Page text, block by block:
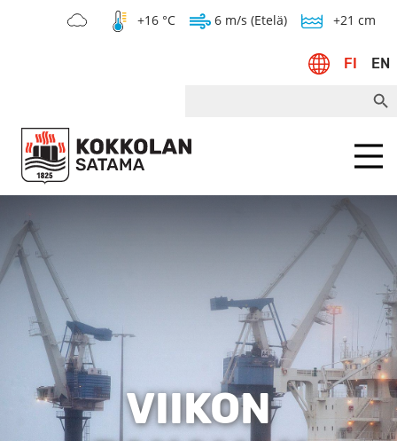
+16 °C 6 m/s (Etelä) +21 cm
FI EN
Menu
VIIKON